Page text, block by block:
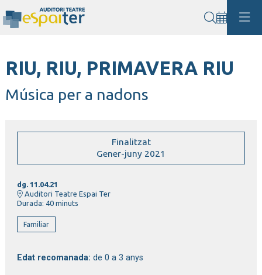
RIU, RIU, PRIMAVERA RIU
Música per a nadons
Finalitzat
Gener-juny 2021
dg. 11.04.21
Auditori Teatre Espai Ter
Durada: 40 minuts
Familiar
Edat recomanada: de 0 a 3 anys